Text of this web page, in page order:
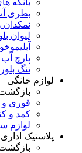
بانکه
بطری
نمکدان
لیوان
پارچ
تنگ بلور
لوازم خانگی
قوری و
کمد و
لوازم
پلاستیک